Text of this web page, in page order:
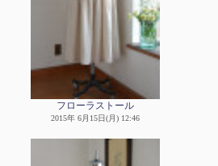
フローラストール
2015年 6月15日(月) 12:46